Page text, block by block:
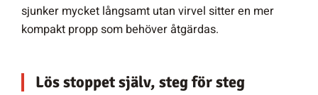
sjunker mycket långsamt utan virvel sitter en mer
kompakt propp som behöver åtgärdas.
Lös stoppet själv, steg för steg